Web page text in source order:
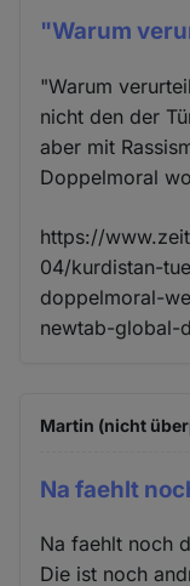
"Warum
"Warum
nicht den der
aber mit
Doppelmoral
https://
04/kurdistan-
doppelmoral-
newtab-global-
Martin (nicht
Na faehlt
Na faehlt noch
Die ist noch